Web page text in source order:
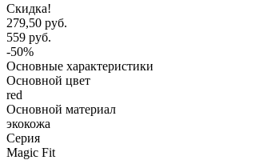
Скидка!
279,50 руб.
559 руб.
-50%
Основные характеристики
Основной цвет
red
Основной материал
экокожа
Серия
Magic Fit